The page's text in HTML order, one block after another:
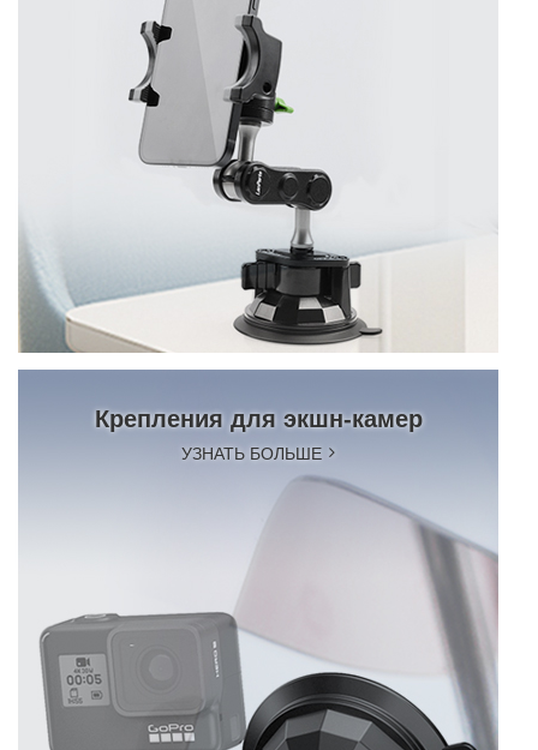
Крепления для экшн-камер
УЗНАТЬ БОЛЬШЕ